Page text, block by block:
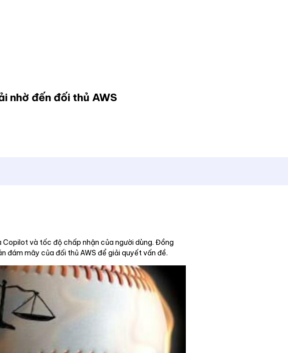
nhờ đến đối thủ AWS
và tốc độ chấp nhận của người dùng. Đồng
đám mây của đối thủ AWS để giải quyết vấn đề.